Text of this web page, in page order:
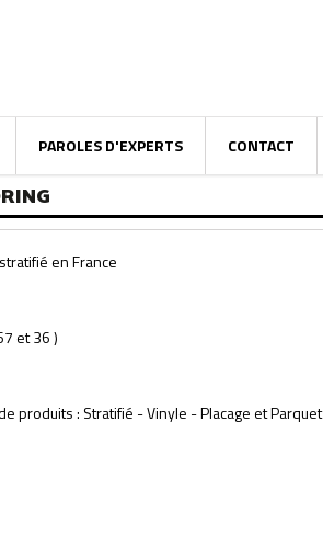
PAROLES D'EXPERTS CONTACT
en France
et 36 )
produits : Stratifié - Vinyle - Placage et Parquet